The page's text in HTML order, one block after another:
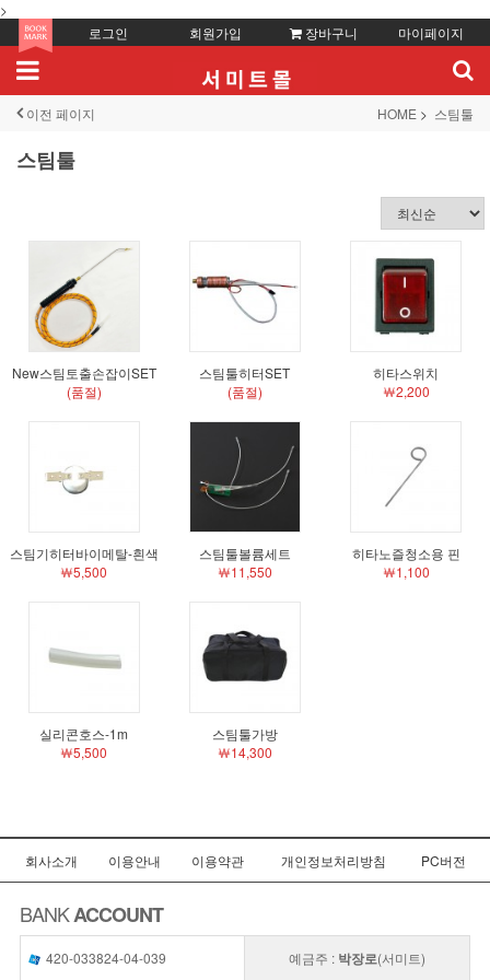
>
로그인
회원가입 장바구니 마이페이지
이전 페이지 HOME 스팀툴
스팀툴
New스팀토출손잡이SET
(품절)
스팀툴히터SET
(품절)
히타스위치
￦2,200
스팀기히터바이메탈-흰색
￦5,500
스팀툴볼륨세트
￦11,550
히타노즐청소용 핀
￦1,100
실리콘호스-1m
￦5,500
스팀툴가방
￦14,300
회사소개 이용안내 이용약관 개인정보처리방침 PC버전
BANKACCOUNT
420-033824-04-039 예금주 : 박장로(서미트)